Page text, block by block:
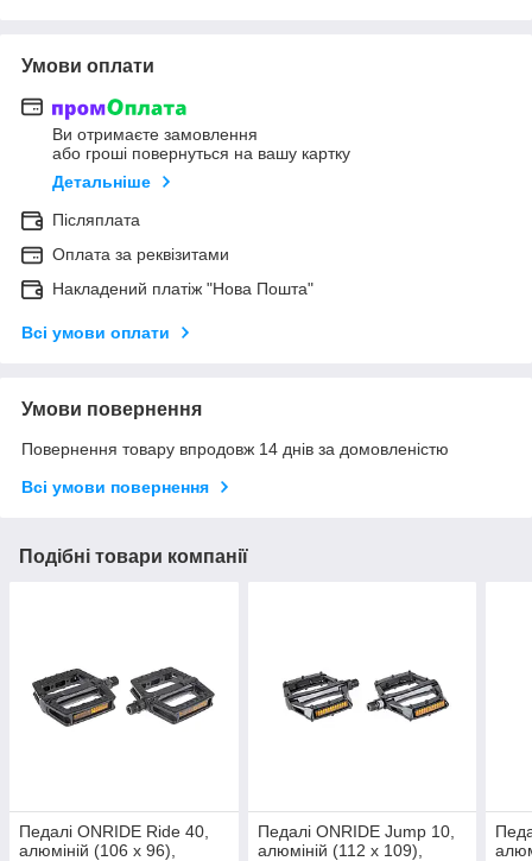
Умови оплати
Ви отримаєте замовлення
або гроші повернуться на вашу картку
Детальніше
Післяплата
Оплата за реквізитами
Накладений платіж "Нова Пошта"
Всі умови оплати
Умови повернення
Повернення товару впродовж 14 днів за домовленістю
Всі умови повернення
Подібні товари компанії
Педалі ONRIDE Ride 40,
алюміній (106 x 96),
Педалі ONRIDE Jump 10,
алюміній (112 x 109),